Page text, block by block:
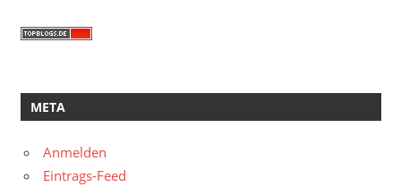
META
Anmelden
Eintrags-Feed